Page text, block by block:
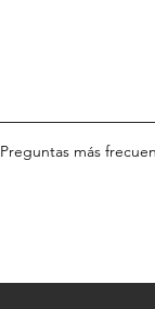
Preguntas más